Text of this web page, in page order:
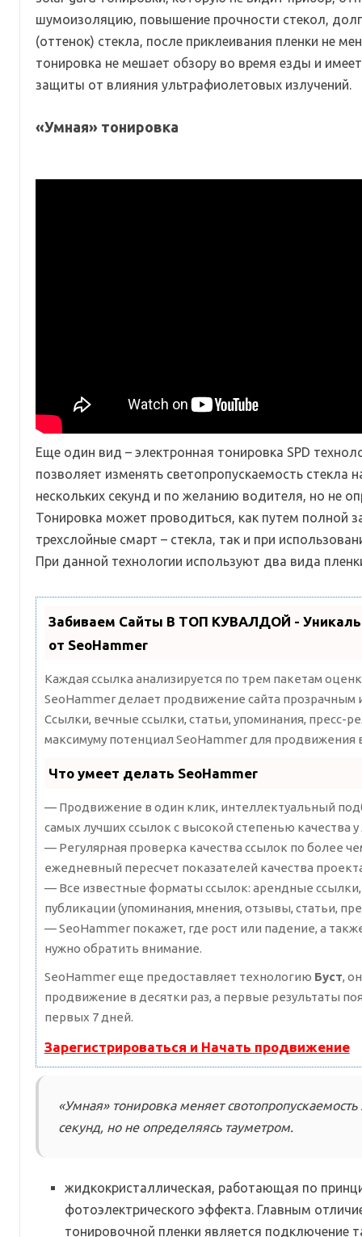
шумоизоляцию, повышение прочности стекол,
(оттенок) стекла, после приклеивания пленки не
тонировка не мешает обзору во время езды и
защиты от влияния ультрафиолетовых излучений.
«Умная» тонировка
Еще один вид – электронная тонировка SPD
позволяет изменять светопропускаемость стекла
нескольких секунд и по желанию водителя, но не
Тонировка может проводиться, как путем полной
трехслойные смарт – стекла, так и при
При данной технологии используют два вида
Забиваем Сайты В ТОП КУВАЛДОЙ -
от SeoHammer
Каждая ссылка анализируется по трем пакетам
SeoHammer делает продвижение сайта прозрачным
Ссылки, вечные ссылки, статьи, упоминания, пресс-
максимуму потенциал SeoHammer для продвижения
Что умеет делать SeoHammer
— Продвижение в один клик, интеллектуальный
самых лучших ссылок с высокой степенью качества
— Регулярная проверка качества ссылок по более
ежедневный пересчет показателей качества
— Все известные форматы ссылок: арендные
публикации (упоминания, мнения, отзывы, статьи,
— SeoHammer покажет, где рост или падение, а
нужно обратить внимание.
SeoHammer еще предоставляет технологию Буст,
продвижение в десятки раз, а первые результаты
первых 7 дней.
Зарегистрироваться и Начать продвижение
«Умная» тонировка меняет свотопропускаемость
секунд, но не определяясь тауметром.
жидкокристаллическая, работающая по
фотоэлектрического эффекта. Главным
тонировочной пленки является подключение